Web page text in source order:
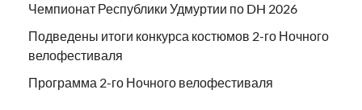
Чемпионат Республики Удмуртии по DH 2026
Подведены итоги конкурса костюмов 2-го Ночного
велофестиваля
Программа 2-го Ночного велофестиваля